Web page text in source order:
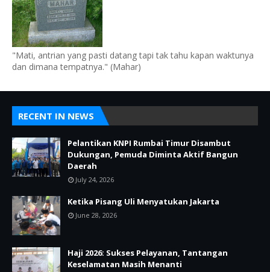
"Mati, antrian yang pasti datang tapi tak tahu kapan waktunya
dan dimana tempatnya." (Mahar)
RECENT IN NEWS
Pelantikan KNPI Rumbai Timur Disambut
Dukungan, Pemuda Diminta Aktif Bangun
Daerah
July 24, 2026
Ketika Pisang Uli Menyatukan Jakarta
June 28, 2026
Haji 2026: Sukses Pelayanan, Tantangan
Keselamatan Masih Menanti